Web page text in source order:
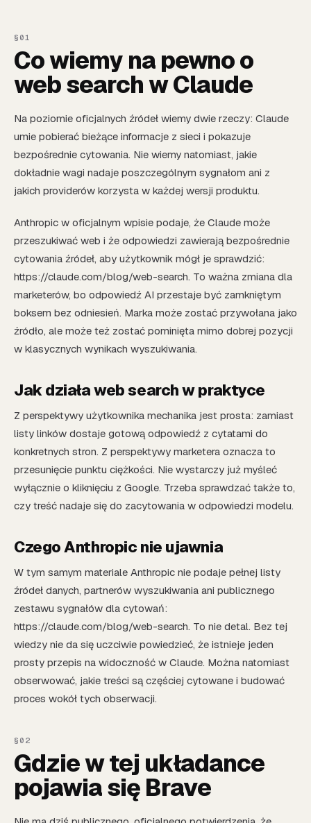
Co wiemy na pewno o
web search w Claude
Na poziomie oficjalnych źródeł wiemy dwie rzeczy: Claude
umie pobierać bieżące informacje z sieci i pokazuje
bezpośrednie cytowania. Nie wiemy natomiast, jakie
dokładnie wagi nadaje poszczególnym sygnałom ani z
jakich providerów korzysta w każdej wersji produktu.
Anthropic w oficjalnym wpisie podaje, że Claude może
przeszukiwać web i że odpowiedzi zawierają bezpośrednie
cytowania źródeł, aby użytkownik mógł je sprawdzić:
https://claude.com/blog/web-search. To ważna zmiana dla
marketerów, bo odpowiedź AI przestaje być zamkniętym
boksem bez odniesień. Marka może zostać przywołana jako
źródło, ale może też zostać pominięta mimo dobrej pozycji
w klasycznych wynikach wyszukiwania.
Jak działa web search w praktyce
Z perspektywy użytkownika mechanika jest prosta: zamiast
listy linków dostaje gotową odpowiedź z cytatami do
konkretnych stron. Z perspektywy marketera oznacza to
przesunięcie punktu ciężkości. Nie wystarczy już myśleć
wyłącznie o kliknięciu z Google. Trzeba sprawdzać także to,
czy treść nadaje się do zacytowania w odpowiedzi modelu.
Czego Anthropic nie ujawnia
W tym samym materiale Anthropic nie podaje pełnej listy
źródeł danych, partnerów wyszukiwania ani publicznego
zestawu sygnałów dla cytowań:
https://claude.com/blog/web-search. To nie detal. Bez tej
wiedzy nie da się uczciwie powiedzieć, że istnieje jeden
prosty przepis na widoczność w Claude. Można natomiast
obserwować, jakie treści są częściej cytowane i budować
proces wokół tych obserwacji.
Gdzie w tej układance
pojawia się Brave